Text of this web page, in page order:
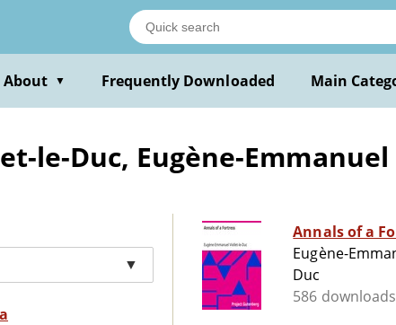
About ▼ Frequently Downloaded Main
le-Duc, Eugène-Emmanuel
▼
Annals of a
Eugène-
Duc
586 downloads